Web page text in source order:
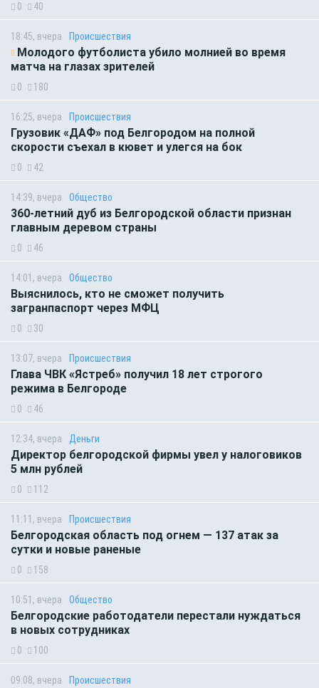
0 40
18:45, вчера Происшествия
Молодого футболиста убило молнией во время
матча на глазах зрителей
0 180
16:25, вчера Происшествия
Грузовик «ДАФ» под Белгородом на полной
скорости съехал в кювет и улегся на бок
0 42
14:39, вчера Общество
360-летний дуб из Белгородской области признан
главным деревом страны
0 46
14:01, вчера Общество
Выяснилось, кто не сможет получить
загранпаспорт через МФЦ
0 30
13:07, вчера Происшествия
Глава ЧВК «Ястреб» получил 18 лет строгого
режима в Белгороде
0 46
12:34, вчера Деньги
Директор белгородской фирмы увел у налоговиков
5 млн рублей
0 112
11:11, вчера Происшествия
Белгородская область под огнем — 137 атак за
сутки и новые раненые
0 158
10:51, вчера Общество
Белгородские работодатели перестали нуждаться
в новых сотрудниках
0 100
09:08, вчера Происшествия